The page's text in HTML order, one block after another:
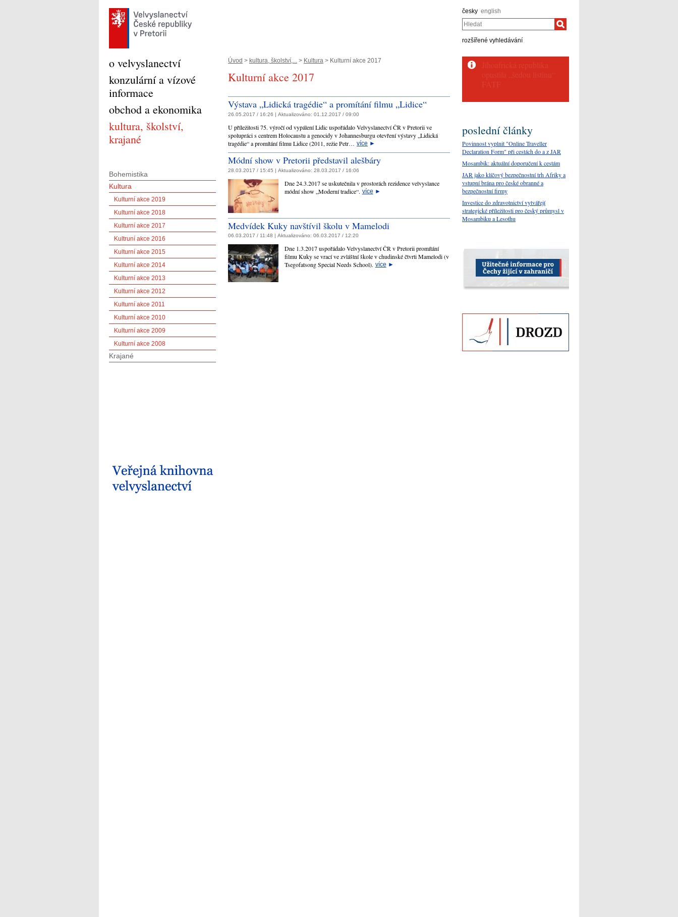
česky english
Hledat
rozšířené vyhledávání
Úvod > kultura, školství,... > Kultura > Kulturní akce 2017
Kulturní akce 2017
Výstava „Lidická tragédie“ a promítání filmu „Lidice“
26.05.2017 / 16:26 | Aktualizováno: 01.12.2017 / 09:00
U příležitosti 75. výročí od vypálení Lidic uspořádalo Velvyslanectví ČR v Pretorii ve
spolupráci s centrem Holocaustu a genocidy v Johannesburgu otevření výstavy „Lidická
tragédie“ a promítání filmu Lidice (2011, režie Petr… více ►
Módní show v Pretorii představil alešbáry
28.03.2017 / 15:45 | Aktualizováno: 28.03.2017 / 16:06
Dne 24.3.2017 se uskutečnila v prostorách rezidence velvyslance
módní show „Moderní tradice“. více ►
Medvídek Kuky navštívil školu v Mamelodi
06.03.2017 / 11:48 | Aktualizováno: 06.03.2017 / 12:20
Dne 1.3.2017 uspořádalo Velvyslanectví ČR v Pretorii promítání
filmu Kuky se vrací ve zvláštní škole v chudinské čtvrti Mamelodi (v
Tsegofatsong Special Needs School). více ►
o velvyslanectví
konzulární a vízové
informace
obchod a ekonomika
kultura, školství,
krajané
Bohemistika
Kultura
Kulturní akce 2019
Kulturní akce 2018
Kulturní akce 2017
Kultruní akce 2016
Kulturní akce 2015
Kulturní akce 2014
Kulturní akce 2013
Kulturní akce 2012
Kulturní akce 2011
Kulturní akce 2010
Kulturní akce 2009
Kulturní akce 2008
Krajané
poslední články
Povinnost vyplnit "Online Traveller
Declaration Form" při cestách do a z JAR
Mosambik: aktuální doporučení k cestám
JAR jako klíčový bezpečnostní trh Afriky a
vstupní brána pro české obranné a
bezpečnostní firmy
Investice do zdravotnictví vytvářejí
strategické příležitosti pro český průmysl v
Mosambiku a Lesothu